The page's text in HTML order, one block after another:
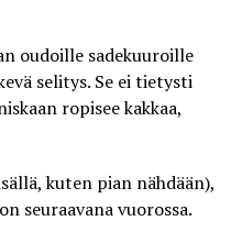
oudoille sadekuuroille
selitys. Se ei tietysti
ropisee kakkaa,
kuten pian nähdään),
seuraavana vuorossa.